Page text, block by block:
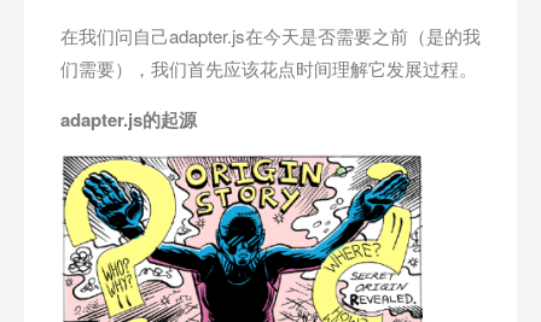
在我们问自己adapter.js在今天是否需要之前（是的我
们需要），我们首先应该花点时间理解它发展过程。
adapter.js的起源